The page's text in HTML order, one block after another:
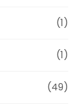
(1)
(1)
(49)